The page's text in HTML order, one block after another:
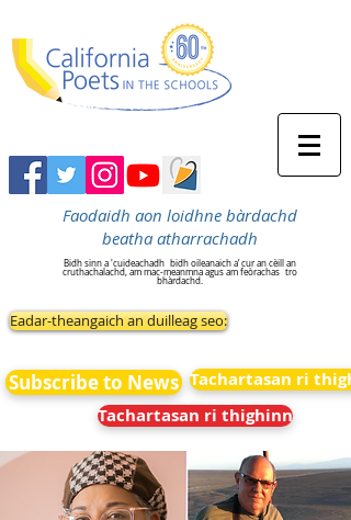
Faodaidh aon loidhne bàrdachd
beatha atharrachadh
Bidh sinn a 'cuideachadh bidh oileanaich a’ cur an cèill an
cruthachalachd, am mac-meanmna agus am feòrachas tro
bhàrdachd.
Eadar-theangaich an duilleag seo:
Subscribe to News Tachartasan ri
Tachartasan ri thighinn